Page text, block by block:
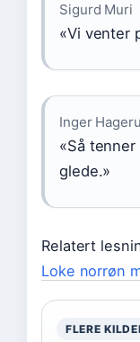
Sigurd Muri
«Vi venter
Inger
«Så
glede.»
Relatert
Loke norrøn
FLERE